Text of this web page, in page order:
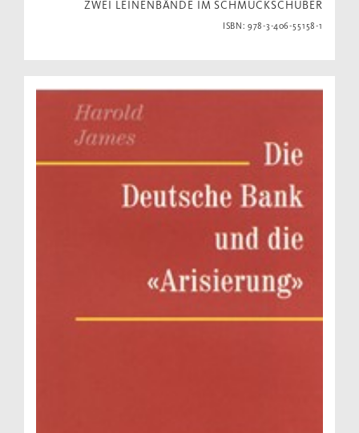
ZWEI LEINENBÄNDE IM SCHMUCKSCHUBER
ISBN: 978-3-406-55158-1